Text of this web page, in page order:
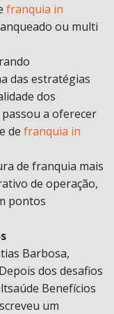
franquia in
ou multi
das estratégias
dos
a oferecer
de franquia in
de franquia mais
de operação,
pontos
Barbosa,
dos desafios
Benefícios
um